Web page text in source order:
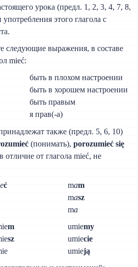
урока (предл. 1, 2, 3, 4, 7, 8,
этого глагола с
следующие выражения, в составе
mieć:
быть в плохом настроении
быть в хорошем настроении
быть правым
я прав(-а)
также (предл. 5, 6, 10)
(понимать),porozumieć się
отличие от глагола mieć, не
ć mam
masz
ma
m
sz
umiemy
umiecie
umieją